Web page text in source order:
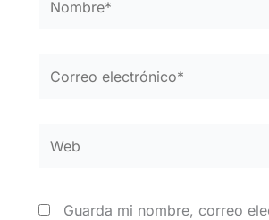
electrónico*
Guarda mi nombre, correo